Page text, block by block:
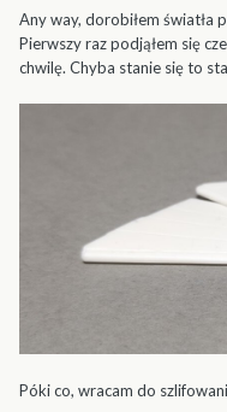
Any way, dorobiłem światła
Pierwszy raz podjąłem się
chwilę. Chyba stanie się to
Póki co, wracam do